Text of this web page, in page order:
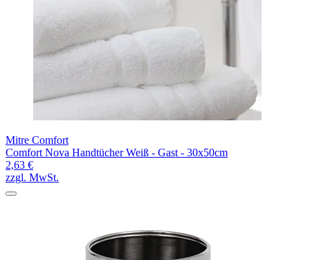
Mitre Comfort
Comfort Nova Handtücher Weiß - Gast - 30x50cm
2,63 €
zzgl. MwSt.